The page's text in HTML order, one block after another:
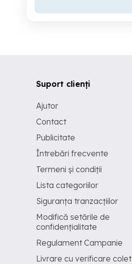
Suport clienți
Ajutor
Contact
Publicitate
Întrebări frecvente
Termeni și condiții
Lista categoriilor
Siguranța tranzacțiilor
Modifică setările de
confidențialitate
Regulament Campanie
Livrare cu verificare colet